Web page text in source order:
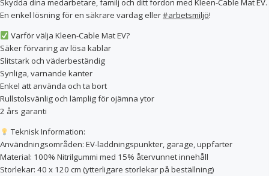
Specialvagnar
Säckställ
Transportskåp
Vagnöverdrag
Vård & Omsorg
Bodystocking & pyjamas
Fixeringsbyxor
Handdukar & frotté
Skyddskläder & förkläden
Skydda dina medarbetare, familj och ditt fordon med Kleen-Cable Mat EV.
En enkel lösning för en säkrare vardag eller#arbetsmiljö!
Varför välja Kleen-Cable Mat EV?
Säker förvaring av lösa kablar
Slitstark och väderbeständig
Synliga, varnande kanter
Enkel att använda och ta bort
Rullstolsvänlig och lämplig för ojämna ytor
2 års garanti
Teknisk Information:
Användningsområden: EV-laddningspunkter, garage, uppfarter
Material: 100% Nitrilgummi med 15% återvunnet innehåll
Storlekar: 40 x 120 cm (ytterligare storlekar på beställning)